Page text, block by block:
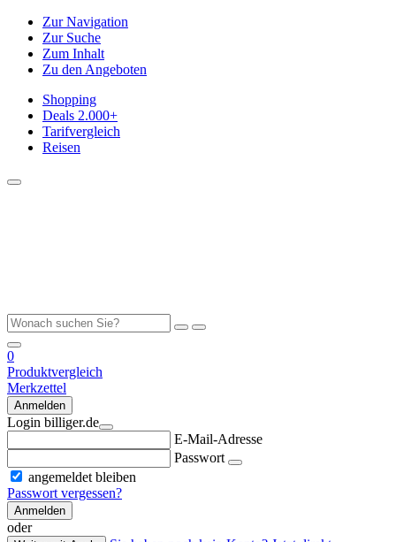
Zur Navigation
Zur Suche
Zum Inhalt
Zu den Angeboten
Shopping
Deals 2.000+
Tarifvergleich
Reisen
0
Produktvergleich
Merkzettel
Anmelden
Login billiger.de
E-Mail-Adresse
Passwort
angemeldet bleiben
Passwort vergessen?
Anmelden
oder